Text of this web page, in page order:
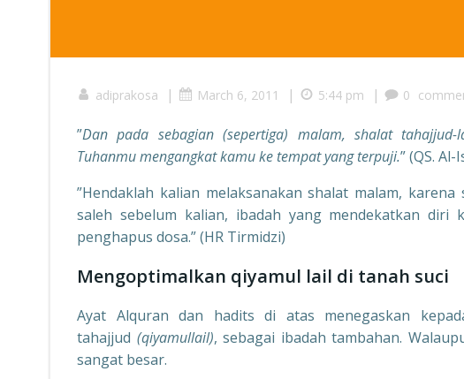
adiprakosa | March 6, 2011 | 5:44 pm | 0
”Dan pada sebagian (sepertiga) malam, shalat
Tuhanmu mengangkat kamu ke tempat yang terpuji.” (QS. Al-
”Hendaklah kalian melaksanakan shalat malam,
saleh sebelum kalian, ibadah yang mendekatkan
penghapus dosa.” (HR Tirmidzi)
Mengoptimalkan qiyamul lail di tanah suci
Ayat Alquran dan hadits di atas menegaskan
tahajjud (qiyamullail), sebagai ibadah tambahan.
sangat besar.